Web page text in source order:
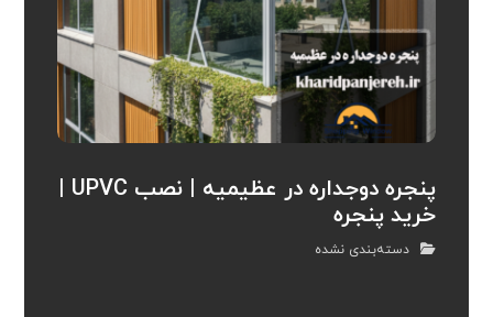
پنجره دوجداره در عظیمیه | نصب UPVC |
خرید پنجره
دسته‌بندی نشده